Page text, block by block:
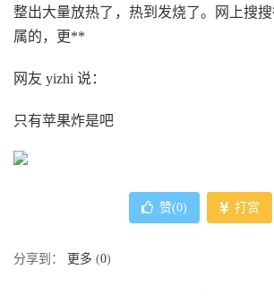
整出大量放热了，热到发烧了。网上搜
属的，更**
网友 yizhi 说：
只有苹果炸是吧
赞(0) 打赏
分享到： 更多 (0)